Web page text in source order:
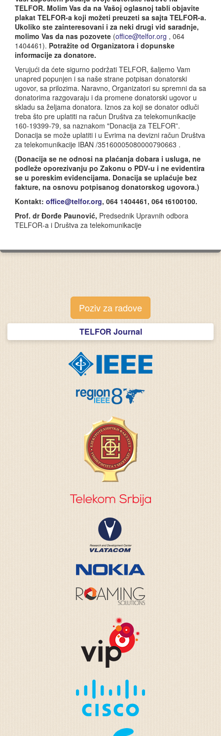
TELFOR. Molim Vas da na Vašoj oglasnoj tabli objavite
plakat TELFOR-a koji možeti preuzeti sa sajta TELFOR-a.
Ukoliko ste zainteresovani i za neki drugi vid saradnje,
molimo Vas da nas pozovete (office@telfor.org , 064
1404461). Potražite od Organizatora i dopunske
informacije za donatore.
Verujući da ćete sigurno podržati TELFOR, šaljemo Vam
unapred popunjen i sa naše strane potpisan donatorski
ugovor, sa prilozima. Naravno, Organizatori su spremni da sa
donatorima razgovaraju i da promene donatorski ugovor u
skladu sa željama donatora. Iznos za koji se donator odluči
treba što pre uplatiti na račun Društva za telekomunikacije
160-19399-79, sa naznakom "Donacija za TELFOR”.
Donacija se može uplatiti i u Evrima na devizni račun Društva
za telekomunikacije IBAN /35160005080000790663 .
(Donacija se ne odnosi na plaćanja dobara i usluga, ne
podleže oporezivanju po Zakonu o PDV-u i ne evidentira
se u poreskim evidencijama. Donacija se uplaćuje bez
fakture, na osnovu potpisanog donatorskog ugovora.)
Kontakt: office@telfor.org, 064 1404461, 064 t6100100.
Prof. dr Đorđe Paunović, Predsednik Upravnih odbora
TELFOR-a i Društva za telekomunikacije
Poziv za radove
TELFOR Journal